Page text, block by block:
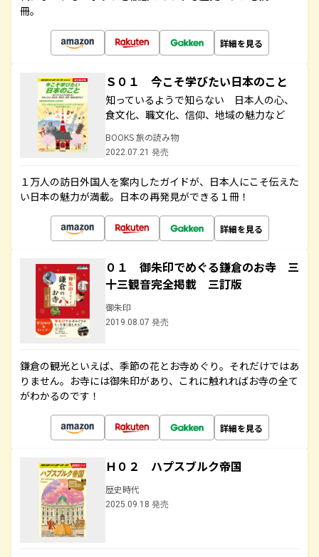
冊。
詳細を見る
Ｓ０１ 今こそ学びたい日本のこと
知っているようで知らない 日本人の心、
食文化、職文化、信仰、地域の魅力など
BOOKS 旅の読み物
2022.07.21 発売
１万人の訪日外国人を案内したガイドが、日本人にこそ伝えた
い日本の魅力が満載。日本の再発見ができる１冊！
詳細を見る
０１ 御朱印でめぐる鎌倉のお寺 三
十三観音完全掲載 三訂版
御朱印
2019.08.07 発売
鎌倉の観光といえば、季節の花とお寺めぐり。それだけではあ
りません。お寺には御朱印があり、これに触れればお寺の全て
がわかるのです！
詳細を見る
Ｈ０２ ハプスブルク帝国
歴史時代
2025.09.18 発売